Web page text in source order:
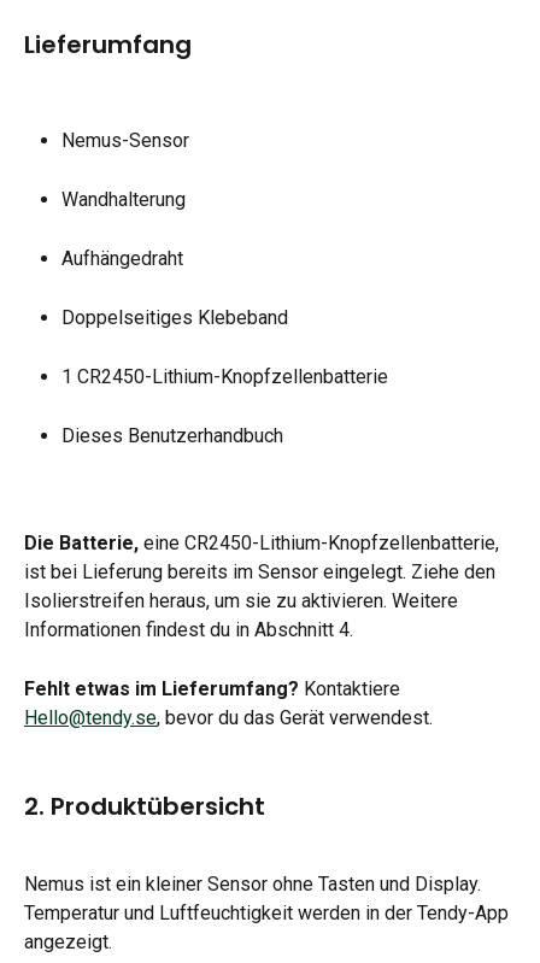
Lieferumfang
Nemus-Sensor
Wandhalterung
Aufhängedraht
Doppelseitiges Klebeband
1 CR2450-Lithium-Knopfzellenbatterie
Dieses Benutzerhandbuch
Die Batterie, eine CR2450-Lithium-Knopfzellenbatterie,
ist bei Lieferung bereits im Sensor eingelegt. Ziehe den
Isolierstreifen heraus, um sie zu aktivieren. Weitere
Informationen findest du in Abschnitt 4.
Fehlt etwas im Lieferumfang? Kontaktiere
Hello@tendy.se, bevor du das Gerät verwendest.
2. Produktübersicht
Nemus ist ein kleiner Sensor ohne Tasten und Display.
Temperatur und Luftfeuchtigkeit werden in der Tendy-App
angezeigt.